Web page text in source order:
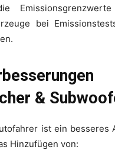
Emissionsgrenzwerte
bei
&
ist ein besseres
Hinzufügen von: